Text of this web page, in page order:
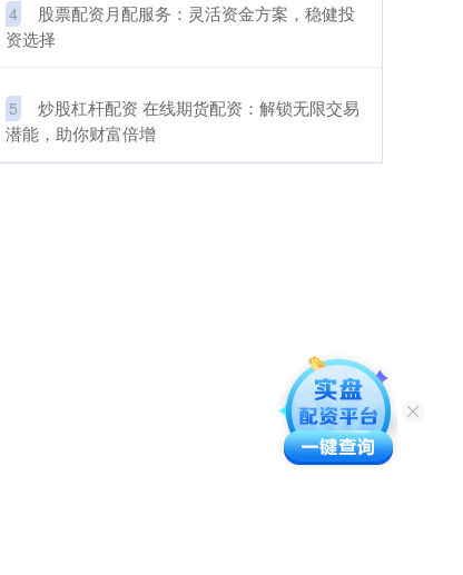
4
​股票配资月配服务：灵活资金方案，稳健投
资选择
5
​炒股杠杆配资 在线期货配资：解锁无限交易
潜能，助你财富倍增